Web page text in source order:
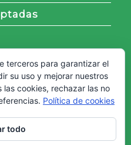
terceros para garantizar el
su uso y mejorar nuestros
cookies, rechazar las no
Política de cookies
todo